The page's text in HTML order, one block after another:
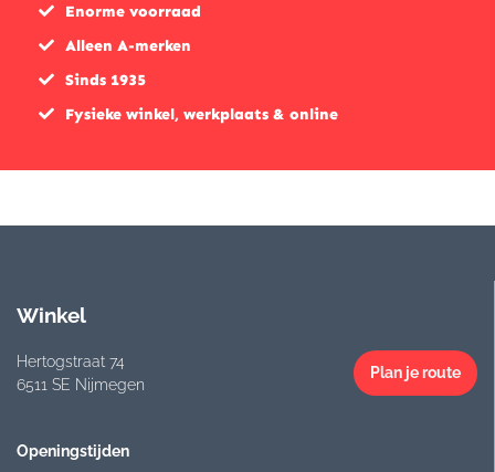
Enorme voorraad
Alleen A-merken
Sinds 1935
Fysieke winkel, werkplaats & online
Winkel
Hertogstraat 74
6511 SE Nijmegen
Plan je route
Openingstijden